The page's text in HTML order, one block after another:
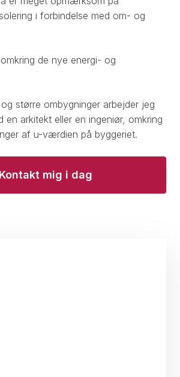
i forbindelse med om- og
de nye energi- og
større ombygninger arbejder jeg
en arkitekt eller en ingeniør, omkring
af u-værdien på byggeriet.
Kontakt mig i dag